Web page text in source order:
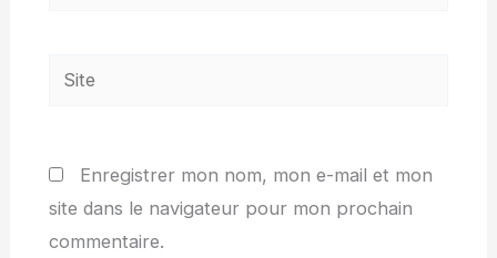
Site
Enregistrer mon nom, mon e-mail et mon
site dans le navigateur pour mon prochain
commentaire.